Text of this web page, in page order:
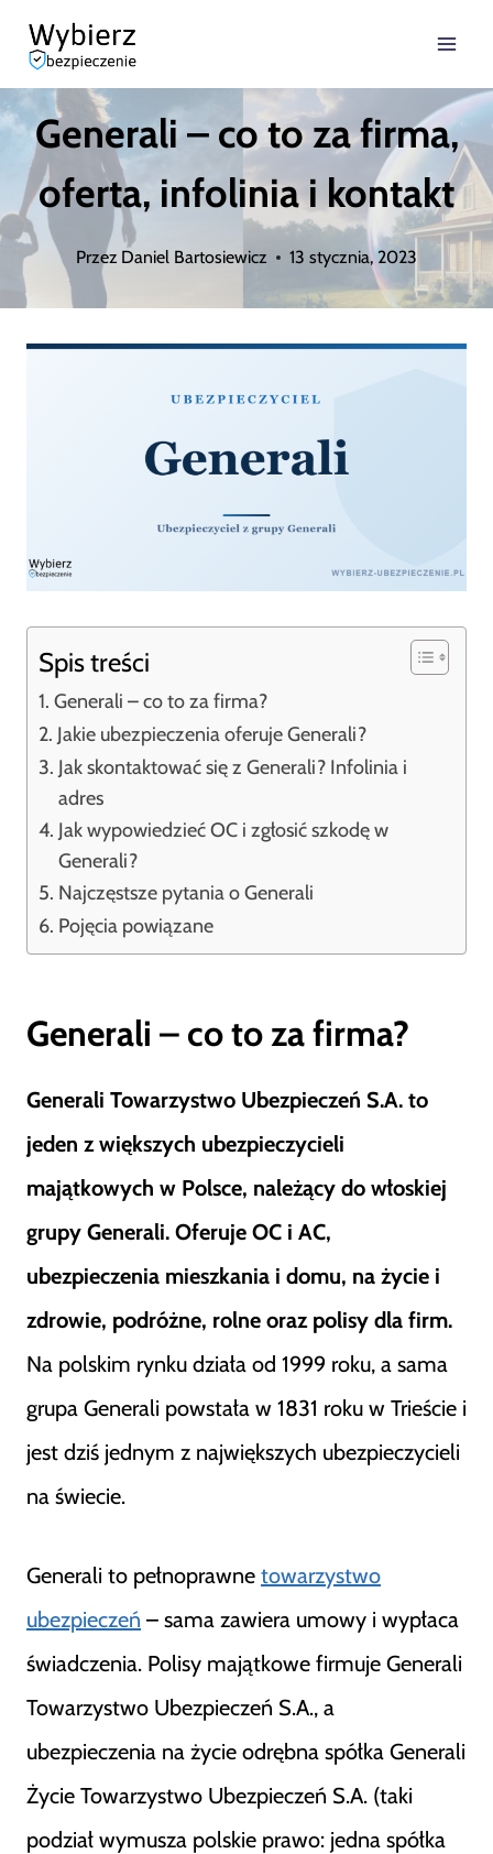
Przejdź
treściGenerali – co to za firma,
oferta, infolinia i kontakt
Przez Daniel Bartosiewicz 13 stycznia, 2023
Spis treści
Generali – co to za firma?
Jakie ubezpieczenia oferuje Generali?
Jak skontaktować się z Generali? Infolinia i
adres
Jak wypowiedzieć OC i zgłosić szkodę w
Generali?
Najczęstsze pytania o Generali
Pojęcia powiązane
Generali – co to za firma?
Generali Towarzystwo Ubezpieczeń S.A. to
jeden z większych ubezpieczycieli
majątkowych w Polsce, należący do włoskiej
grupy Generali. Oferuje OC i AC,
ubezpieczenia mieszkania i domu, na życie i
zdrowie, podróżne, rolne oraz polisy dla firm.
Na polskim rynku działa od 1999 roku, a sama
grupa Generali powstała w 1831 roku w Trieście i
jest dziś jednym z największych ubezpieczycieli
na świecie.
Generali to pełnoprawne towarzystwo
ubezpieczeń – sama zawiera umowy i wypłaca
świadczenia. Polisy majątkowe firmuje Generali
Towarzystwo Ubezpieczeń S.A., a
ubezpieczenia na życie odrębna spółka Generali
Życie Towarzystwo Ubezpieczeń S.A. (taki
podział wymusza polskie prawo: jedna spółka